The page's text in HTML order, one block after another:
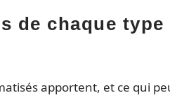
de chaque
apportent, et ce qui